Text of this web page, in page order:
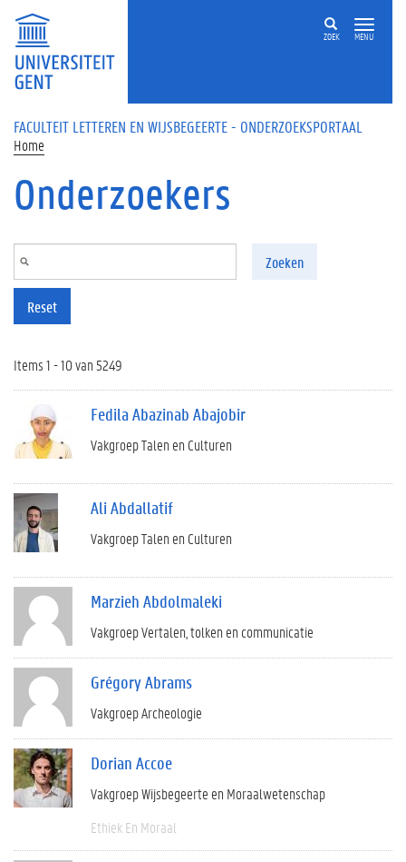
Overslaan en naar de inhoud gaan
ZOEK MENU
FACULTEIT LETTEREN EN WIJSBEGEERTE - ONDERZOEKSPORTAAL
Home
Onderzoekers
Zoeken
Reset
Items 1 - 10 van 5249
Fedila Abazinab Abajobir
Vakgroep Talen en Culturen
Ali Abdallatif
Vakgroep Talen en Culturen
Marzieh Abdolmaleki
Vakgroep Vertalen, tolken en communicatie
Grégory Abrams
Vakgroep Archeologie
Dorian Accoe
Vakgroep Wijsbegeerte en Moraalwetenschap
Ethiek En Moraal